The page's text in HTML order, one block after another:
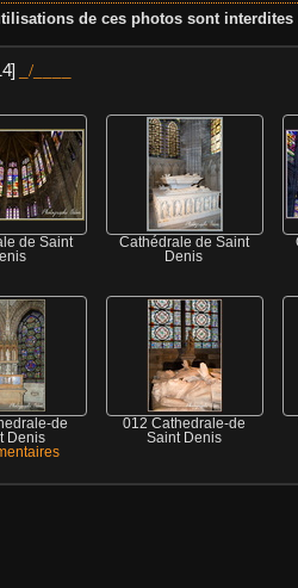
de ces photos sont
de Saint
Cathédrale de Saint
Denis
de
Denis
012 Cathedrale-de
Saint Denis